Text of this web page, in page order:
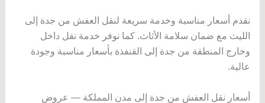
نقدم أسعار مناسبة وخدمة سريعة لنقل العفش من جدة إلى
الليث مع ضمان سلامة الأثاث. كما نوفر خدمة نقل داخل
وخارج المنطقة من جدة إلى القنفذة بأسعار مناسبة وجودة
عالية.
أسعار نقل العفش من جدة إلى مدن المملكة — عروض